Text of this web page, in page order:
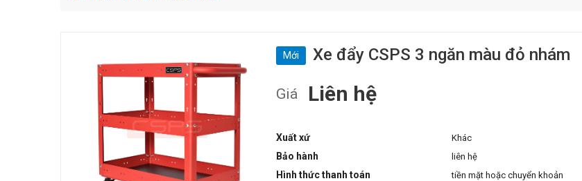
Mới Xe đẩy CSPS 3 ngăn màu đỏ nhám
Giá Liên hệ
Xuất xứ Khác
Bảo hành liên hệ
Hình thức thanh toán tiền mặt hoặc chuyển khoản